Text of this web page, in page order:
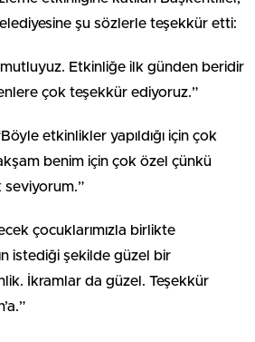
şu sözlerle teşekkür etti:
Etkinliğe ilk günden beridir
çok teşekkür ediyoruz.”
etkinlikler yapıldığı için çok
benim için çok özel çünkü
seviyorum.”
çocuklarımızla birlikte
istediği şekilde güzel bir
İkramlar da güzel. Teşekkür